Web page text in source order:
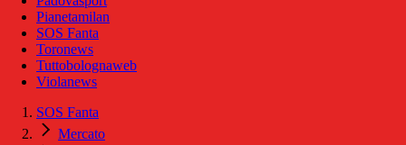
Pianetamilan
SOS Fanta
Toronews
Tuttobolognaweb
Violanews
SOS Fanta
Mercato